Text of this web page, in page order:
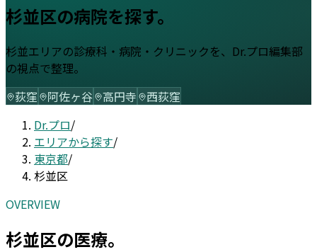
杉並区の病院を探す。
杉並エリアの診療科・病院・クリニックを、Dr.プロ編集部
の視点で整理。
荻窪
阿佐ヶ谷 高円寺
西荻窪
Dr.プロ/
エリアから探す/
東京都/
杉並区
OVERVIEW
杉並区の医療。